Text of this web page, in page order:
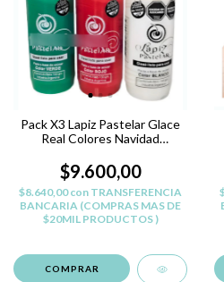
Pack X3 Lapiz Pastelar Glace
Real Colores Navidad
$9.600,00
$8.640,00con TRANSFERENCIA
BANCARIA (COMPRAS MAS DE
$20MIL PRODUCTOS )